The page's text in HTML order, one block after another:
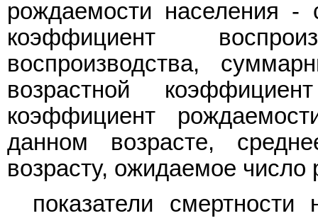
рождаемости населения -
коэффициент
воспроизводства,
возрастной
коэффициент
данном возрасте,
возрасту, ожидаемое число
показатели